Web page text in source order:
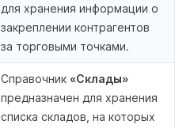
для хранения информации о
закреплении контрагентов
за торговыми точками.
Справочник «Склады»
предназначен для хранения
списка складов, на которых